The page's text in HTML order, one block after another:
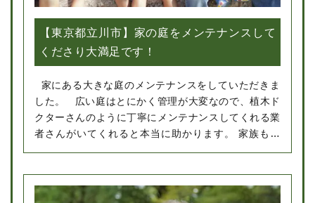
【東京都立川市】家の庭をメンテナンスして
くださり大満足です！
家にある大きな庭のメンテナンスをしていただきま
した。 広い庭はとにかく管理が大変なので、植木ド
クターさんのように丁寧にメンテナンスしてくれる業
者さんがいてくれると本当に助かります。 家族もと
ても喜んでいました。またお願いしたいです。